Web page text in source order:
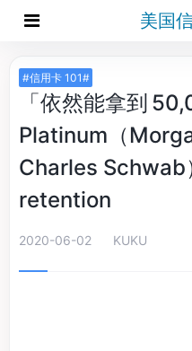
美国
#信用卡 101#
「依然能拿到
Platinum（
Charles
retention
2020-06-02 KUKU